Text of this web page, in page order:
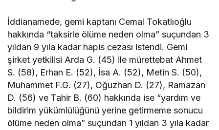
İddianamede, gemi kaptanı Cemal Tokatlıoğlu
hakkında “taksirle ölüme neden olma” suçundan 3
yıldan 9 yıla kadar hapis cezası istendi. Gemi
şirket yetkilisi Arda G. (45) ile mürettebat Ahmet
S. (58), Erhan E. (52), İsa A. (52), Metin S. (50),
Muhammet F.G. (27), Oğuzhan D. (27), Ramazan
D. (56) ve Tahir B. (60) hakkında ise “yardım ve
bildirim yükümlülüğünü yerine getirmeme sonucu
ölüme neden olma” suçundan 1 yıldan 3 yıla kadar